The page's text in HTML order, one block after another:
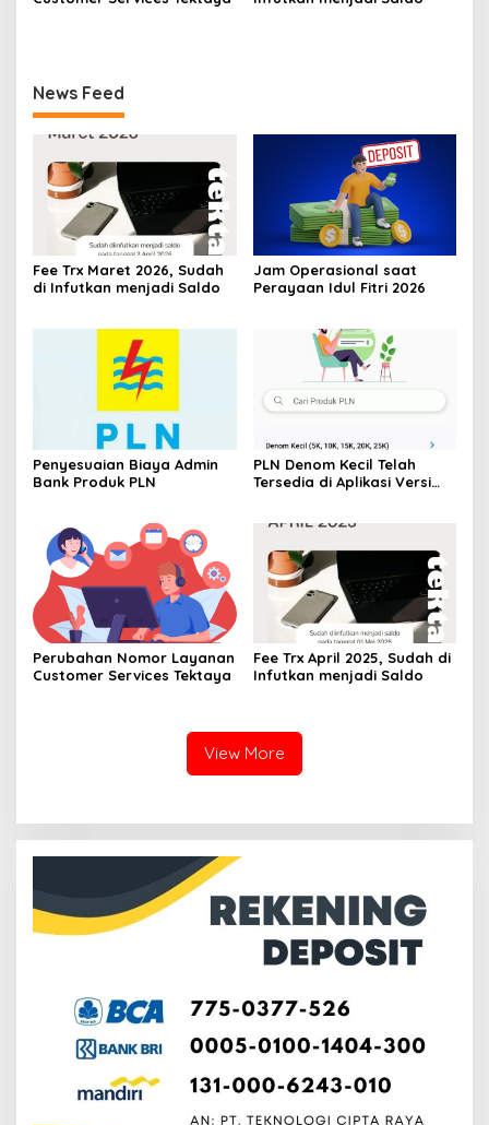
News Feed
Fee Trx Maret 2026, Sudah
di Infutkan menjadi Saldo
Jam Operasional saat
Perayaan Idul Fitri 2026
Penyesuaian Biaya Admin
Bank Produk PLN
PLN Denom Kecil Telah
Tersedia di Aplikasi Versi
Perubahan Nomor Layanan
Customer Services Tektaya
Fee Trx April 2025, Sudah di
Infutkan menjadi Saldo
View More